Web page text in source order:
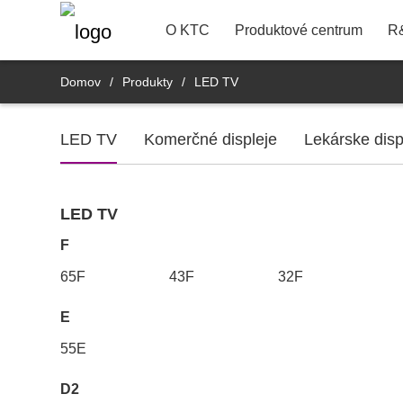
O KTC Produktové centrum
R&D Product Dept.
Domov / Produkty / LED TV
LED TV Komerčné displeje Lekárske
LED TV
F
65F 43F 32F
E
55E
D2